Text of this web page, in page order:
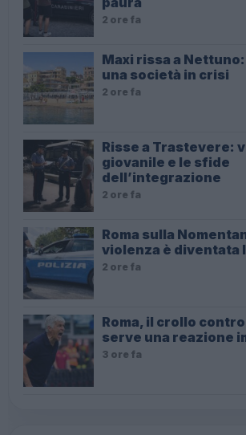
2 ore fa
Maxi rissa a
una società in crisi
2 ore fa
Risse a Trastevere:
giovanile e le sfide
dell’integrazione
2 ore fa
Roma sulla
violenza è diventata
2 ore fa
Roma, il crollo
serve una reazione
3 ore fa